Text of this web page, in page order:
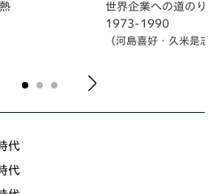
世界企業への道のり
1973-1990
（河島喜好・久米是志）
代
代